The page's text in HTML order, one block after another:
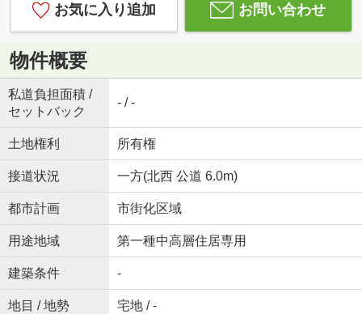
お気に入り追加 お問い合わせ
物件概要
私道負担面積 /
セットバック
- / -
土地権利 所有権
接道状況 一方(北西 公道 6.0m)
都市計画 市街化区域
用途地域 第一種中高層住居専用
建築条件 -
地目 / 地勢 宅地 / -